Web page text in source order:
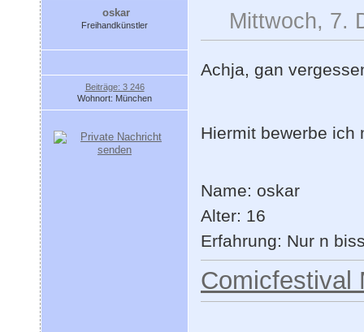
oskar
Freihandkünstler
Beiträge: 3 246
Wohnort: München
Mittwoch, 7.
Achja, gan
Hiermit bewerbe
Name: oskar
Alter: 16
Erfahrung: Nur n
Comicfestival